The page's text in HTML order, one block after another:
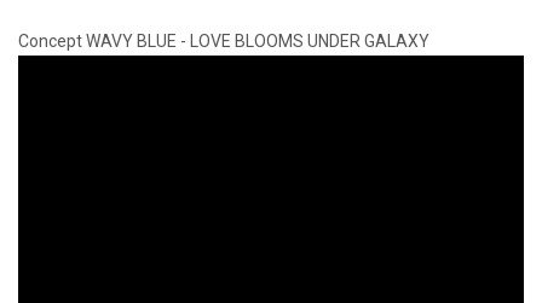
Concept WAVY BLUE - LOVE BLOOMS UNDER GALAXY